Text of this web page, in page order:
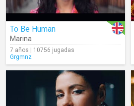
To Be Human
Marina
7 años | 10756 jugadas
Grgmnz